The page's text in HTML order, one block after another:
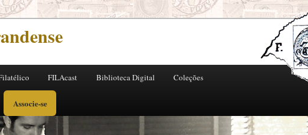
FILAcast Biblioteca Digital Coleções
Associe-se